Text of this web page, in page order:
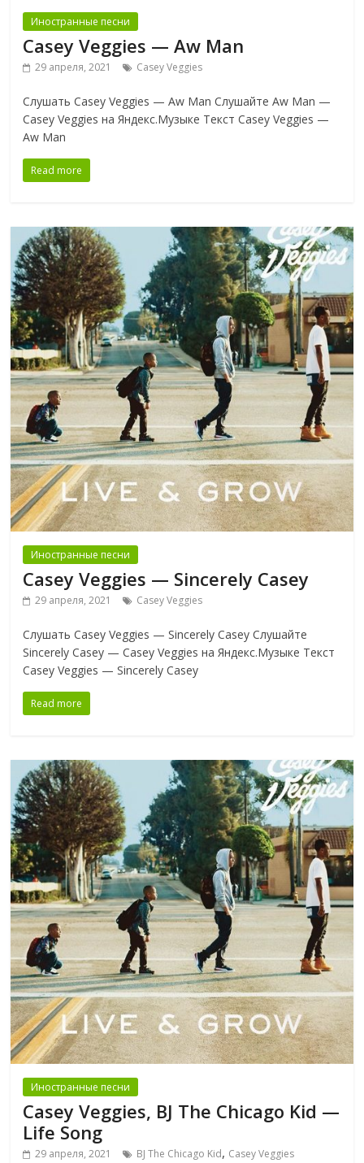
Иностранные песни
Casey Veggies — Aw Man
29 апреля, 2021 Casey Veggies
Слушать Casey Veggies — Aw Man Слушайте Aw Man —
Casey Veggies на Яндекс.Музыке Текст Casey Veggies —
Aw Man
Read more
Иностранные песни
Casey Veggies — Sincerely Casey
29 апреля, 2021 Casey Veggies
Слушать Casey Veggies — Sincerely Casey Слушайте
Sincerely Casey — Casey Veggies на Яндекс.Музыке Текст
Casey Veggies — Sincerely Casey
Read more
Иностранные песни
Casey Veggies, BJ The Chicago Kid —
Life Song
29 апреля, 2021 BJ The Chicago Kid, Casey Veggies